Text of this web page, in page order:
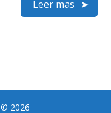
Leer mas
© 2026